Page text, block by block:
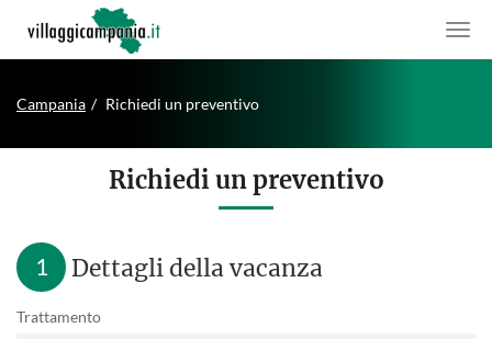
Campania Richiedi un preventivo
Richiedi un preventivo
1 Dettagli della vacanza
Trattamento